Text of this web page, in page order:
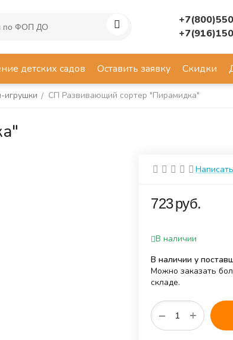
детских садов Оставить заявку Скидки
игрушки / СП Развивающий сортер "Пирамидка"
‍723‍руб.
В наличии
В наличии у
Можно заказать
складе.
+
−